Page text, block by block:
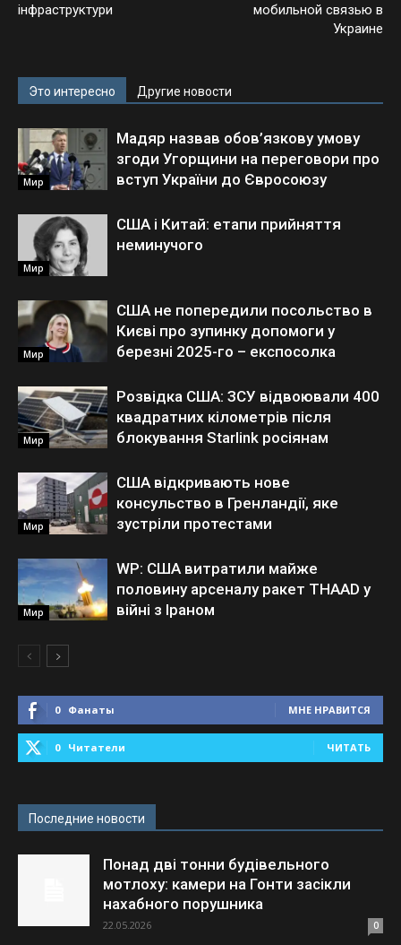
інфраструктури
мобильной связью в
Украине
Это интересно Другие новости
Мир
Мадяр назвав обов’язкову умову
згоди Угорщини на переговори про
вступ України до Євросоюзу
Мир
США і Китай: етапи прийняття
неминучого
Мир
США не попередили посольство в
Києві про зупинку допомоги у
березні 2025-го – експосолка
Мир
Розвідка США: ЗСУ відвоювали 400
квадратних кілометрів після
блокування Starlink росіянам
Мир
США відкривають нове
консульство в Гренландії, яке
зустріли протестами
Мир
WP: США витратили майже
половину арсеналу ракет THAAD у
війні з Іраном
0 Фанаты МНЕ НРАВИТСЯ
0 Читатели ЧИТАТЬ
Последние новости
Понад дві тонни будівельного
мотлоху: камери на Гонти засікли
нахабного порушника
22.05.2026 0